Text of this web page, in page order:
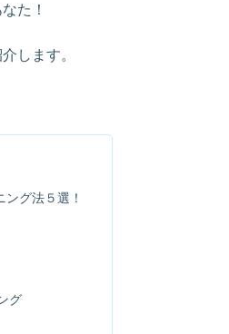
た！
します。
グ法５選！
グ